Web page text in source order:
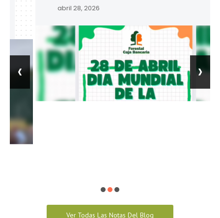
abril 28, 2026
‹ ›
Ver Todas Las Notas Del Blog